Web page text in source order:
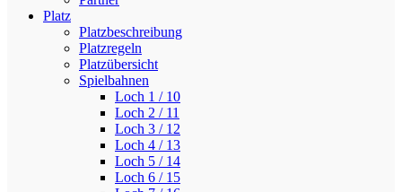
Platz
Platzbeschreibung
Platzregeln
Platzübersicht
Spielbahnen
Loch 1 / 10
Loch 2 / 11
Loch 3 / 12
Loch 4 / 13
Loch 5 / 14
Loch 6 / 15